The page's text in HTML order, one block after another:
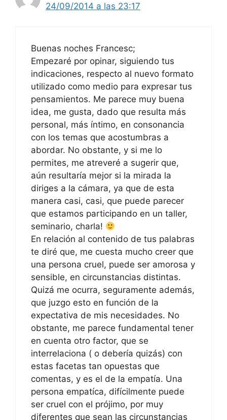
24/09/2014 a las 23:17
Buenas noches Francesc;
Empezaré por opinar, siguiendo tus
indicaciones, respecto al nuevo formato
utilizado como medio para expresar tus
pensamientos. Me parece muy buena
idea, me gusta, dado que resulta más
personal, más íntimo, en consonancia
con los temas que acostumbras a
abordar. No obstante, y si me lo
permites, me atreveré a sugerir que,
aún resultaría mejor si la mirada la
diriges a la cámara, ya que de esta
manera casi, casi, que puede parecer
que estamos participando en un taller,
seminario, charla!
En relación al contenido de tus palabras
te diré que, me cuesta mucho creer que
una persona cruel, puede ser amorosa y
sensible, en circunstancias distintas.
Quizá me ocurra, seguramente además,
que juzgo esto en función de la
expectativa de mis necesidades. No
obstante, me parece fundamental tener
en cuenta otro factor, que se
interrelaciona ( o debería quizás) con
estas facetas tan opuestas que
comentas, y es el de la empatía. Una
persona empatíca, difícilmente puede
ser cruel con el prójimo, por muy
diferentes que sean las circunstancias